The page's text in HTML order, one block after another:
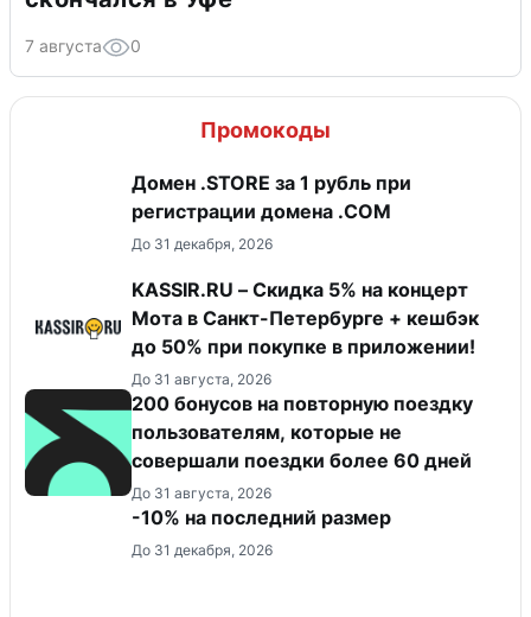
7 августа 0
Промокоды
Домен .STORE за 1 рубль при
регистрации домена .COM
До 31 декабря, 2026
KASSIR.RU – Скидка 5% на концерт
Мота в Санкт-Петербурге + кешбэк
до 50% при покупке в приложении!
До 31 августа, 2026
200 бонусов на повторную поездку
пользователям, которые не
совершали поездки более 60 дней
До 31 августа, 2026
-10% на последний размер
До 31 декабря, 2026